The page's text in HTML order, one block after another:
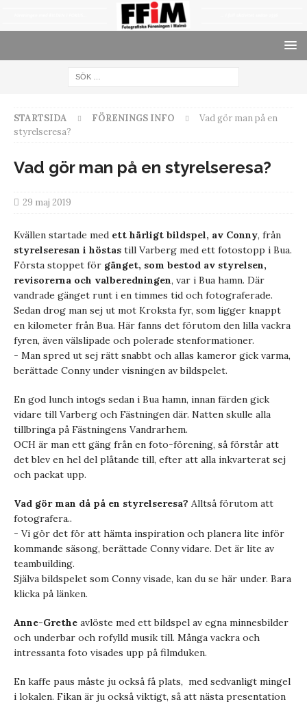
STARTSIDA FÖRENINGS INFO
Vad gör man på en
styrelseresa?
Vad gör man på en styrelseresa?
29 maj 2019
Kvällen startade med ett härligt bildspel, av Conny, från
styrelseresan i höstas till Varberg med ett fotostopp i Bua.
Första stoppet för gänget, som bestod av styrelsen,
revisorerna och valberedningen, var i Bua hamn. Där
vandrade gänget runt i en timmes tid och fotograferade.
Sedan drog man sej ut mot Kroksta fyr, som ligger knappt
en kilometer från Bua. Här fanns det förutom den lilla vackra
fyren, även välslipade och polerade stenformationer.
- Man spred ut sej rätt snabbt och allas kameror gick varma,
berättade Conny under visningen av bildspelet.
En god lunch intogs sedan i Bua hamn, innan färden gick
vidare till Varberg och Fästningen där. Natten skulle alla
tillbringa på Fästningens Vandrarhem.
OCH är man ett gäng från en foto-förening, så förstår att
det blev en hel del plåtande till, efter att alla inkvarterat sej
och packat upp.
Vad gör man då på en styrelseresa? Alltså förutom att
fotografera..
- Vi gör det för att hämta inspiration och planera lite inför
kommande säsong, berättade Conny vidare. Det är lite av
teambuilding.
Själva bildspelet som Conny visade, kan du se här under. Bara
klicka på länken.
Anne-Grethe avlöste med ett bildspel av egna minnesbilder
och underbar och rofylld musik till. Många vackra och
intressanta foto visades upp på filmduken.
En kaffe paus måste ju också få plats, med sedvanligt mingel
i lokalen. Fikan är ju också viktigt, så att nästa presentation